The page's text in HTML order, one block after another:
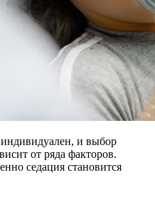
и выбор
от ряда факторов.
седация становится